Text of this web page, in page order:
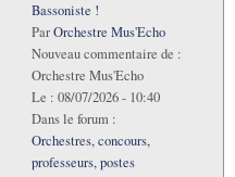
Bassoniste !
ParOrchestre Mus'Echo
Nouveau commentaire de :
Orchestre Mus'Echo
Le : 08/07/2026 - 10:40
Dans le forum :
Orchestres, concours,
professeurs, postes